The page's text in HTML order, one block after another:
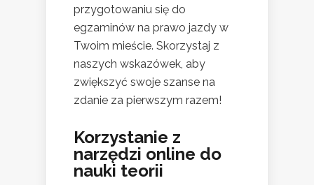
przygotowaniu się do
egzaminów na prawo jazdy w
Twoim mieście. Skorzystaj z
naszych wskazówek, aby
zwiększyć swoje szanse na
zdanie za pierwszym razem!
Korzystanie z
narzędzi online do
nauki teorii